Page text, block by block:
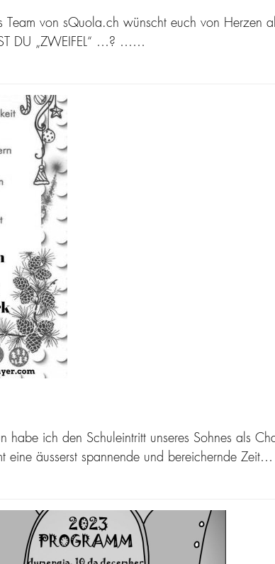
von sQuola.ch wünscht euch von
DU „ZWEIFEL“ …? ……
ich den Schuleintritt unseres Sohnes als
äusserst spannende und bereichernde Zeit…